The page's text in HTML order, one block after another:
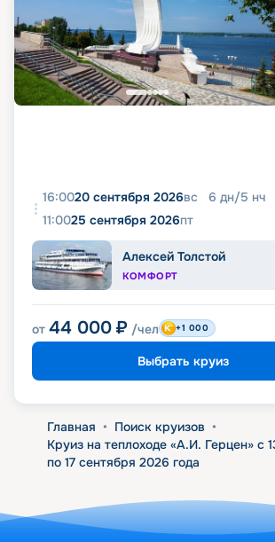
16:0020 сентября 2026вс 6 дн/5 нч
11:0025 сентября 2026пт
Алексей Толстой
КОМФОРТ
от 44 000 ₽ /чел +1 000
Выбрать круиз
Главная • Поиск круизов •
Круиз на теплоходе «А.И. Герцен» с
по 17 сентября 2026 года